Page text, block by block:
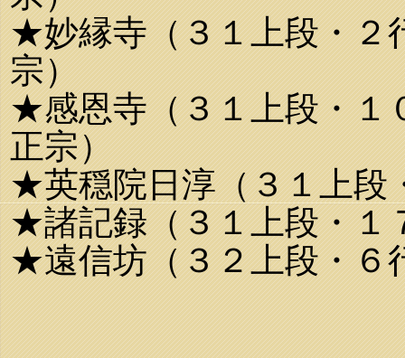
★妙縁寺（３１上段・
宗）
★感恩寺（３１上段・
正宗）
★英穏院日淳（３１上
★諸記録（３１上段・
★遠信坊（３２上段・